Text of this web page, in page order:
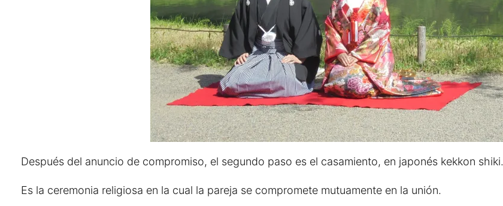
Después del anuncio de compromiso, el segundo paso es el casamiento, en japonés kekkon shiki.
Es la ceremonia religiosa en la cual la pareja se compromete mutuamente en la unión.